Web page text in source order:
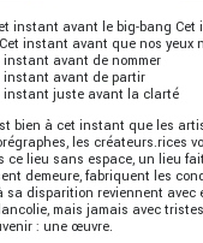
instant avant le big-bang
instant avant que nos yeux
instant avant de nommer
instant avant de partir
instant juste avant la clarté
bien à cet instant que les
les créateurs.rices
ce lieu sans espace, un lieu
demeure, fabriquent les
sa disparition reviennent avec
mais jamais avec
: une œuvre.